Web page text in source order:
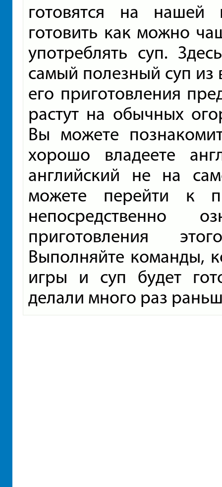
готовятся на нашей
готовить как можно
употреблять суп.
самый полезный суп из
его приготовления
растут на обычных
Вы можете
хорошо владеете
английский не на
можете перейти к
непосредственно
приготовления
Выполняйте команды,
игры и суп будет
делали много раз